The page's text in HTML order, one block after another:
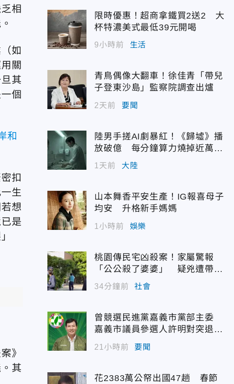
相
如
關
其
個
和
扣
生
想
是
》
其
限時優惠！超商拿鐵買2送2 大
杯特濃美式最低39元開喝
9小時前 生活
青鳥偶像大翻車！徐佳青「帶兒
子登東沙島」監察院調查出爐
2天前 要聞
陸男手搓AI劇暴紅！《歸墟》播
放破億 每分鐘算力燒掉近萬台
1天前 大陸
山本舞香平安生產！IG報喜母子
均安 升格新手媽媽
1小時前 娛樂
桃園傳民宅凶殺案！家屬驚報
「公公殺了婆婆」 疑兇遭帶回
偵訊
34分鐘前 社會
曾競選民進黨嘉義市黨部主委
嘉義市議員參選人許明對突退
選！
21小時前 要聞
花2383萬公帑出國47趟 春節